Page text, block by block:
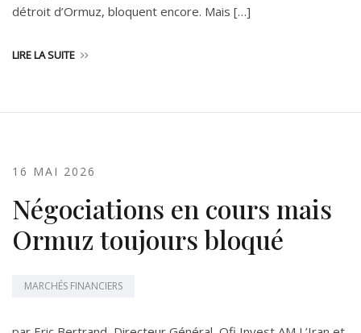
détroit d’Ormuz, bloquent encore. Mais […]
LIRE LA SUITE
16 MAI 2026
Négociations en cours mais
Ormuz toujours bloqué
MARCHÉS FINANCIERS